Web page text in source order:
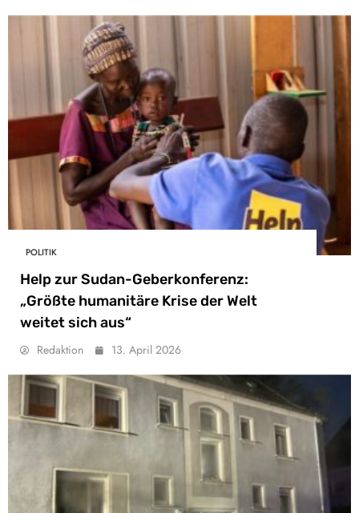
POLITIK
Help zur Sudan-Geberkonferenz:
„Größte humanitäre Krise der Welt
weitet sich aus“
Redaktion 13. April 2026